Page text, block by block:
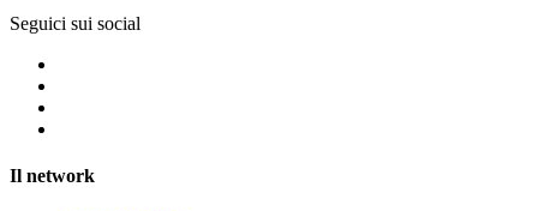
Seguici sui social
Il network